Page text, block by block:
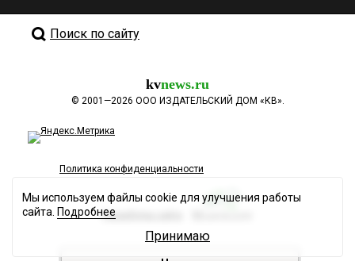
Поиск по сайту
kvnews.ru
© 2001—2026 ООО ИЗДАТЕЛЬСКИЙ ДОМ «КВ».
Политика конфиденциальности
Разработка сайта
Мы используем файлы cookie для улучшения работы
сайта. Подробнее
Принимаю